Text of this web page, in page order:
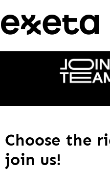
Choose the
join us!